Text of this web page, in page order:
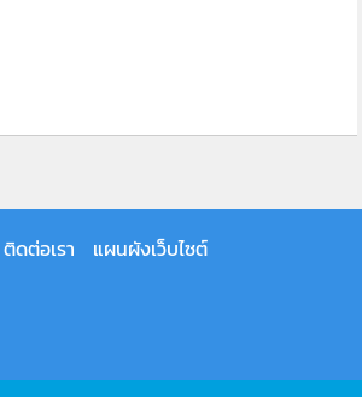
ติดต่อเรา
แผนผังเว็บไซต์